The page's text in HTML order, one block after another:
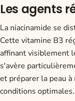
Les agents
La niacinamide se
Cette vitamine B3
affinant visiblement
s'avère
et préparer la peau
conditions optimales.